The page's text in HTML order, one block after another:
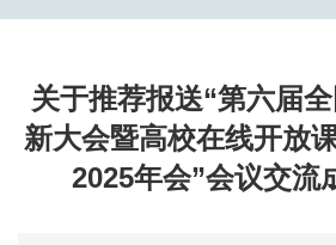
关于推荐报送“第六届
新大会暨高校在线开放
2025年会”会议交流